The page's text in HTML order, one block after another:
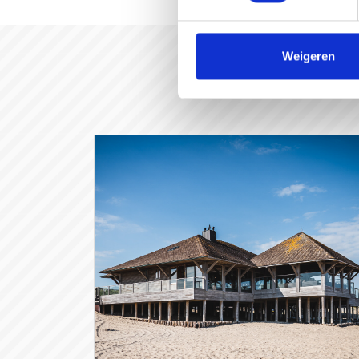
Weigeren